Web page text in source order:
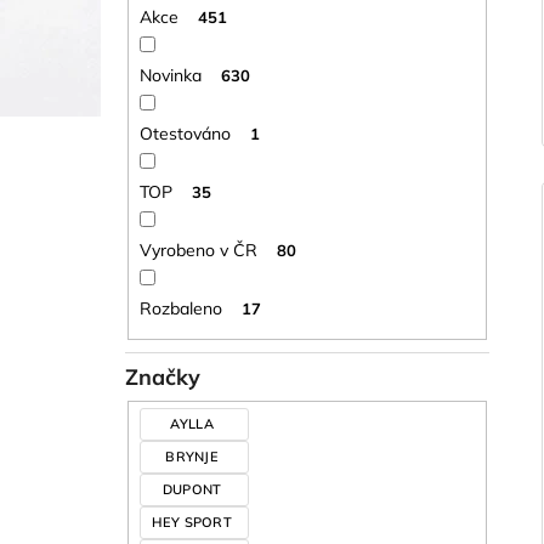
Akce 451
Novinka 630
Otestováno 1
TOP 35
Vyrobeno v ČR 80
Rozbaleno 17
Značky
AYLLA
BRYNJE
DUPONT
HEY SPORT